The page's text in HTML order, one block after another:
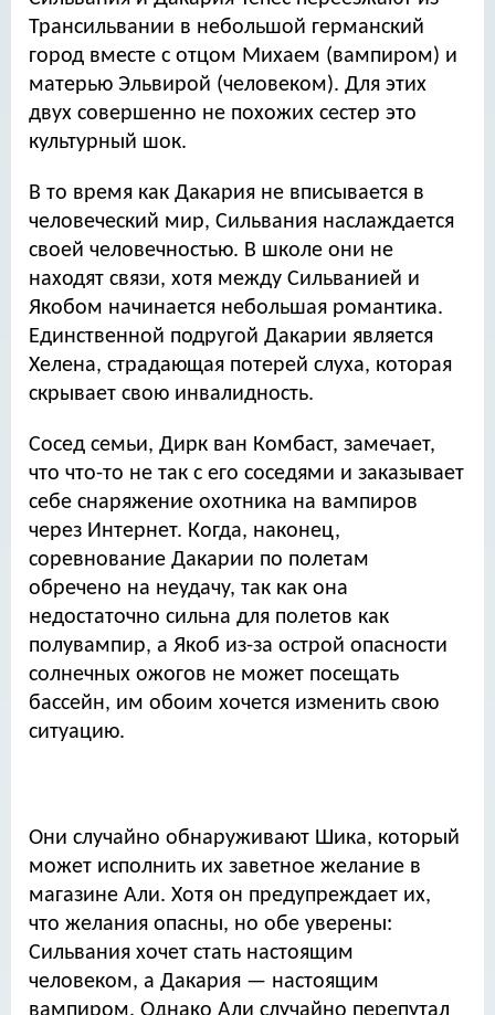
Трансильвании в небольшой германский
город вместе с отцом Михаем (вампиром) и
матерью Эльвирой (человеком). Для этих
двух совершенно не похожих сестер это
культурный шок.
В то время как Дакария не вписывается в
человеческий мир, Сильвания наслаждается
своей человечностью. В школе они не
находят связи, хотя между Сильванией и
Якобом начинается небольшая романтика.
Единственной подругой Дакарии является
Хелена, страдающая потерей слуха, которая
скрывает свою инвалидность.
Сосед семьи, Дирк ван Комбаст, замечает,
что что-то не так с его соседями и заказывает
себе снаряжение охотника на вампиров
через Интернет. Когда, наконец,
соревнование Дакарии по полетам
обречено на неудачу, так как она
недостаточно сильна для полетов как
полувампир, а Якоб из-за острой опасности
солнечных ожогов не может посещать
бассейн, им обоим хочется изменить свою
ситуацию.
Они случайно обнаруживают Шика, который
может исполнить их заветное желание в
магазине Али. Хотя он предупреждает их,
что желания опасны, но обе уверены:
Сильвания хочет стать настоящим
человеком, а Дакария — настоящим
вампиром. Однако Али случайно перепутал